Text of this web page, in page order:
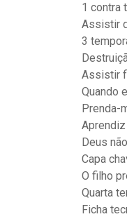
1 contra
Assistir
3
Assistir
Quando
Prenda-
Deus
Capa
O filho
Quarta
Ficha